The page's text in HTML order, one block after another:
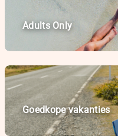
Adults Only
Goedkope vakanties